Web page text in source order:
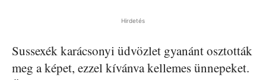
Hirdetés
Sussexék karácsonyi üdvözlet gyanánt osztották
meg a képet, ezzel kívánva kellemes ünnepeket.